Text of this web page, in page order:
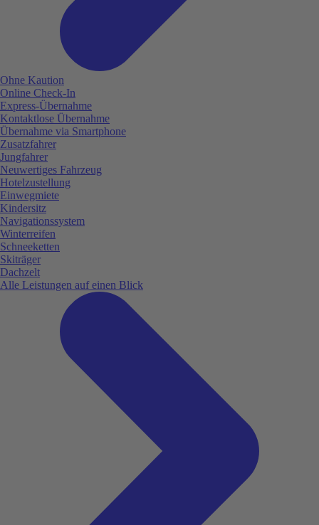
Ohne Kaution
Online Check-In
Express-Übernahme
Kontaktlose Übernahme
Übernahme via Smartphone
Zusatzfahrer
Jungfahrer
Neuwertiges Fahrzeug
Hotelzustellung
Einwegmiete
Kindersitz
Navigationssystem
Winterreifen
Schneeketten
Skiträger
Dachzelt
Alle Leistungen auf einen Blick